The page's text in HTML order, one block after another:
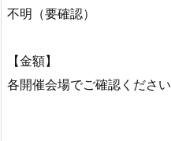
不明（要確認）
【金額】
各開催会場でご確認ください